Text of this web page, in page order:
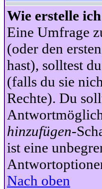
Wie erstelle
Eine Umfrage
(oder den
hast), solltest
(falls du sie
Rechte). Du
hinzufügen-
ist eine
Nach oben